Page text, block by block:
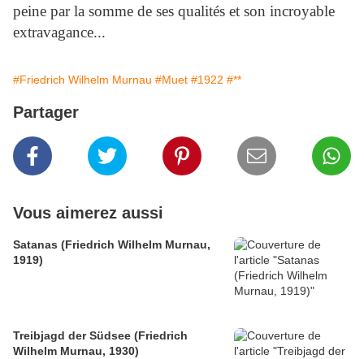
peine par la somme de ses qualités et son incroyable
extravagance...
#Friedrich Wilhelm Murnau #Muet #1922 #**
Partager
Vous aimerez aussi
Satanas (Friedrich Wilhelm Murnau,
1919)
Treibjagd der Südsee (Friedrich
Wilhelm Murnau, 1930)